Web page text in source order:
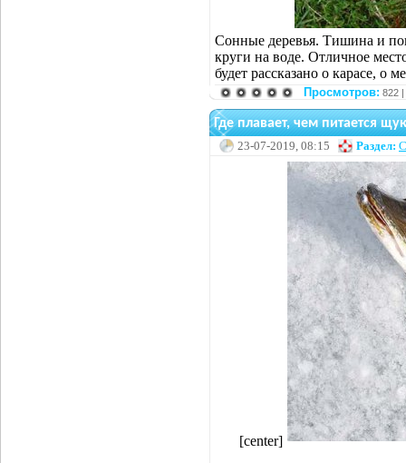
Сонные деревья. Тишина и
круги на воде. Отличное
будет рассказано о карасе, о
Просмотров: 822 |
Где плавает, чем питается
23-07-2019, 08:15 Раздел:
[center]